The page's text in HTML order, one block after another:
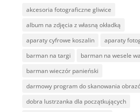
akcesoria fotograficzne gliwice
album na zdjęcia z własną okładką
aparaty cyfrowe koszalin
aparaty
barman na targi
barman na wesele
barman wieczór panieński
darmowy program do skanowania
dobra lustrzanka dla początkujących